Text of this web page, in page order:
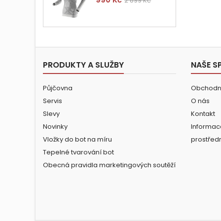
PRODUKTY A SLUŽBY
Půjčovna
Servis
Slevy
Novinky
Vložky do bot na míru
Tepelné tvarování bot
Obecná pravidla marketingových soutěží
NAŠE
O nás
Kontakt